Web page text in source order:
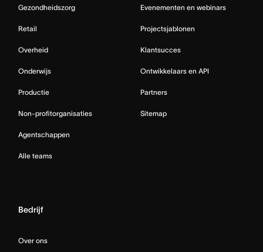
Gezondheidszorg
Retail
Overheid
Onderwijs
Productie
Non-profitorganisaties
Agentschappen
Alle teams
Evenementen en webinars
Projectsjablonen
Klantsucces
Ontwikkelaars en API
Partners
Sitemap
Bedrijf
Over ons